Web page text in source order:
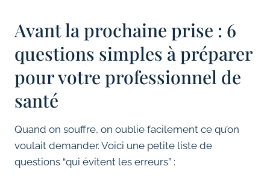
Avant la prochaine prise : 6
questions simples à préparer
pour votre professionnel de
santé
Quand on souffre, on oublie facilement ce qu’on
voulait demander. Voici une petite liste de
questions “qui évitent les erreurs” :